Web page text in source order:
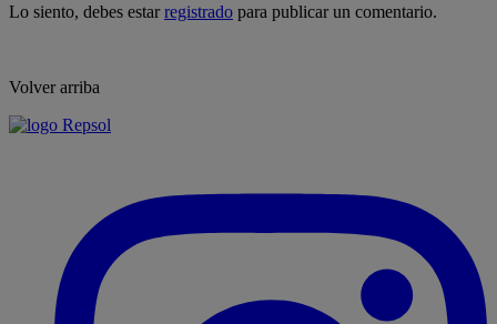
Lo siento, debes estarregistrado para publicar un comentario.
Volver arriba